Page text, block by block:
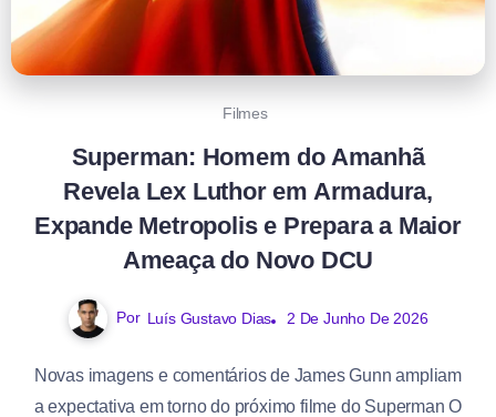
Filmes
Superman: Homem do Amanhã
Revela Lex Luthor em Armadura,
Expande Metropolis e Prepara a Maior
Ameaça do Novo DCU
Por Luís Gustavo Dias 2 De Junho De 2026
Novas imagens e comentários de James Gunn ampliam
a expectativa em torno do próximo filme do Superman O